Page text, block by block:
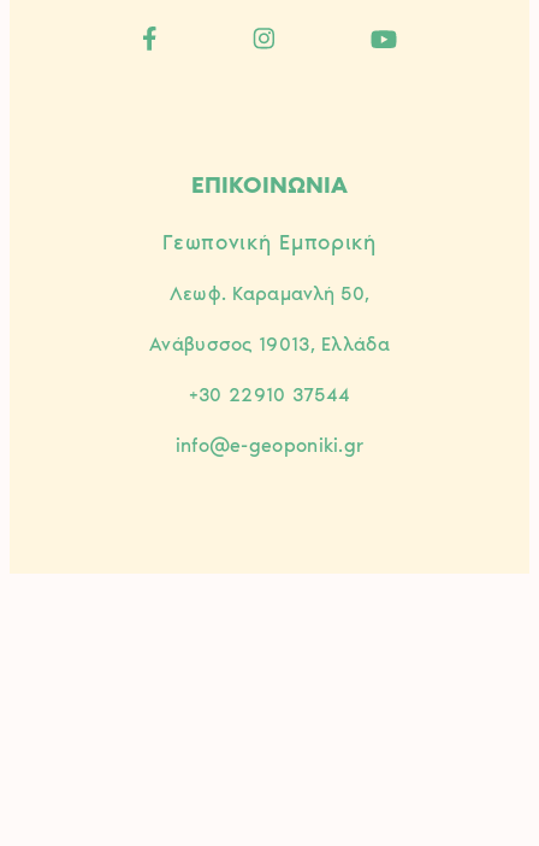
ΕΠΙΚΟΙΝΩΝΙΑ
Γεωπονική Εμπορική
Λεωφ. Καραμανλή 50,
Ανάβυσσος 19013, Ελλάδα
+30 22910 37544
info@e-geoponiki.gr